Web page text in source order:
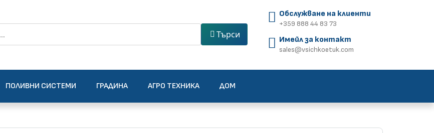
Търси
Обслужване на клиенти
+359 888 44 83 73
Имейл за контакт
sales@vsichkoetuk.com
ПОЛИВНИ СИСТЕМИ ГРАДИНА АГРО ТЕХНИКА ДОМ